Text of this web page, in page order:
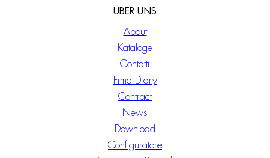
ÜBER UNS
About
Kataloge
Contatti
Fima Diary
Contract
News
Download
Configuratore